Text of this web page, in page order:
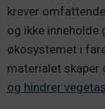
krever
og ikke
økosystemet i
materialet skaper
og hindrer